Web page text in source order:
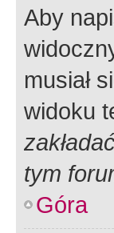
Aby
musiał
widoku
tym
Góra